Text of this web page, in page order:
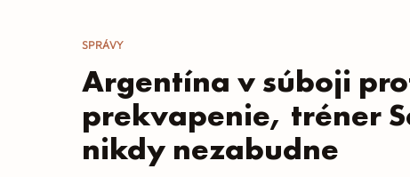
SPRÁVY
Argentína v súboji
prekvapenie, tréner
nikdy nezabudne